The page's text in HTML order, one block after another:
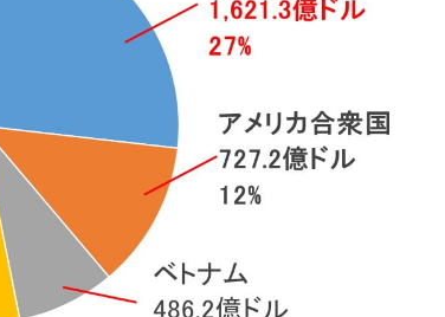
とは？
賞金とは？
スーパーリーグとは？